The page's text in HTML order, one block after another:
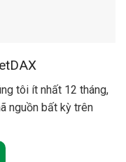
tôi ít nhất 12 tháng,
nguồn bất kỳ trên